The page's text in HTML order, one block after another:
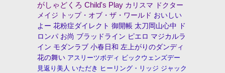
がしゃどくろ Child's Play カリスマ
ドクター
メイジ
トップ・オブ・ザ・ワールド おいしい
よー 花粉症ダイレクト 御開帳 太刀岡山心中
ド
ロンパ お尚 ブラッドライン ピエロ マジカルラ
イン モダンラブ 小春日和 左上がりのダンディ
花の舞い アスリーツボディ ビックウェンズデー
見返り美人 いただき ヒーリング・リッジ ジャック